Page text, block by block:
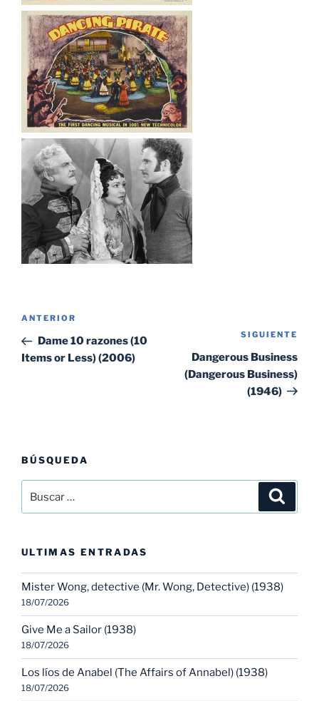
Navegación
entradas
Entrada
anterior:
ANTERIOR
Dame 10 razones (10
Items or Less) (2006)
SIGUIENTE
Dangerous Business
(Dangerous Business)
(1946)
BÚSQUEDA
por:
ULTIMAS ENTRADAS
Mister Wong, detective (Mr. Wong, Detective) (1938)
18/07/2026
Give Me a Sailor (1938)
18/07/2026
Los líos de Anabel (The Affairs of Annabel) (1938)
18/07/2026